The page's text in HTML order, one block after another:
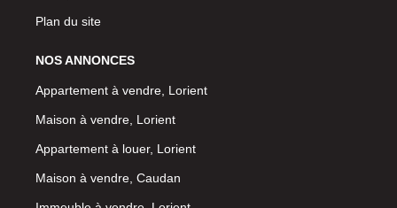
Plan du site
NOS ANNONCES
Appartement à vendre, Lorient
Maison à vendre, Lorient
Appartement à louer, Lorient
Maison à vendre, Caudan